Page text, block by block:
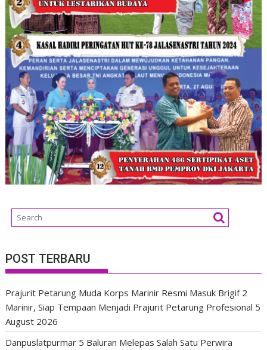
POST TERBARU
Prajurit Petarung Muda Korps Marinir Resmi Masuk Brigif 2
Marinir, Siap Tempaan Menjadi Prajurit Petarung Profesional 5
August 2026
Danpuslatpurmar 5 Baluran Melepas Salah Satu Perwira